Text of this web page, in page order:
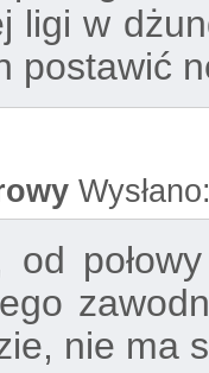
ligi w
postawić
od
nie ma